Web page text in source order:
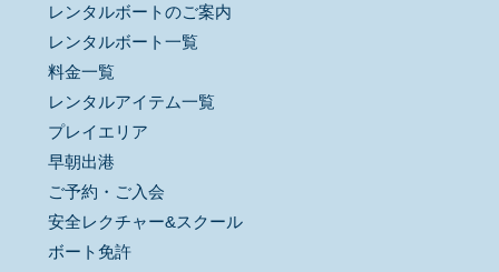
レンタルボートのご案内
レンタルボート一覧
料金一覧
レンタルアイテム一覧
プレイエリア
早朝出港
ご予約・ご入会
安全レクチャー&スクール
ボート免許